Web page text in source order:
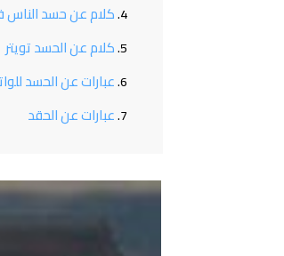
كلام عن حسد
كلام عن الحسد تويتر
عبارات عن الحسد
عبارات عن الحقد